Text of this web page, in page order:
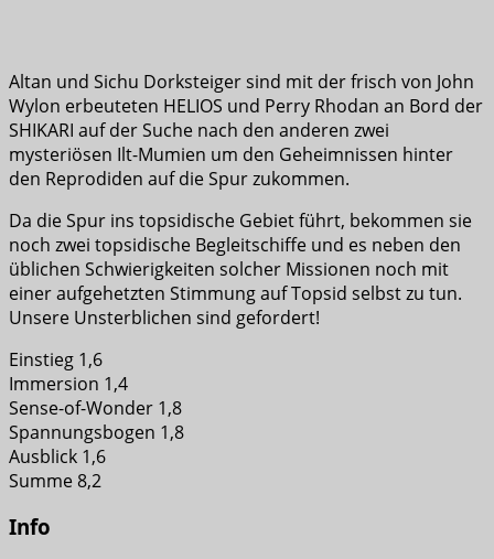
Altan und Sichu Dorksteiger sind mit der frisch von John
Wylon erbeuteten HELIOS und Perry Rhodan an Bord der
SHIKARI auf der Suche nach den anderen zwei
mysteriösen Ilt-Mumien um den Geheimnissen hinter
den Reprodiden auf die Spur zukommen.
Da die Spur ins topsidische Gebiet führt, bekommen sie
noch zwei topsidische Begleitschiffe und es neben den
üblichen Schwierigkeiten solcher Missionen noch mit
einer aufgehetzten Stimmung auf Topsid selbst zu tun.
Unsere Unsterblichen sind gefordert!
Einstieg 1,6
Immersion 1,4
Sense-of-Wonder 1,8
Spannungsbogen 1,8
Ausblick 1,6
Summe 8,2
Info